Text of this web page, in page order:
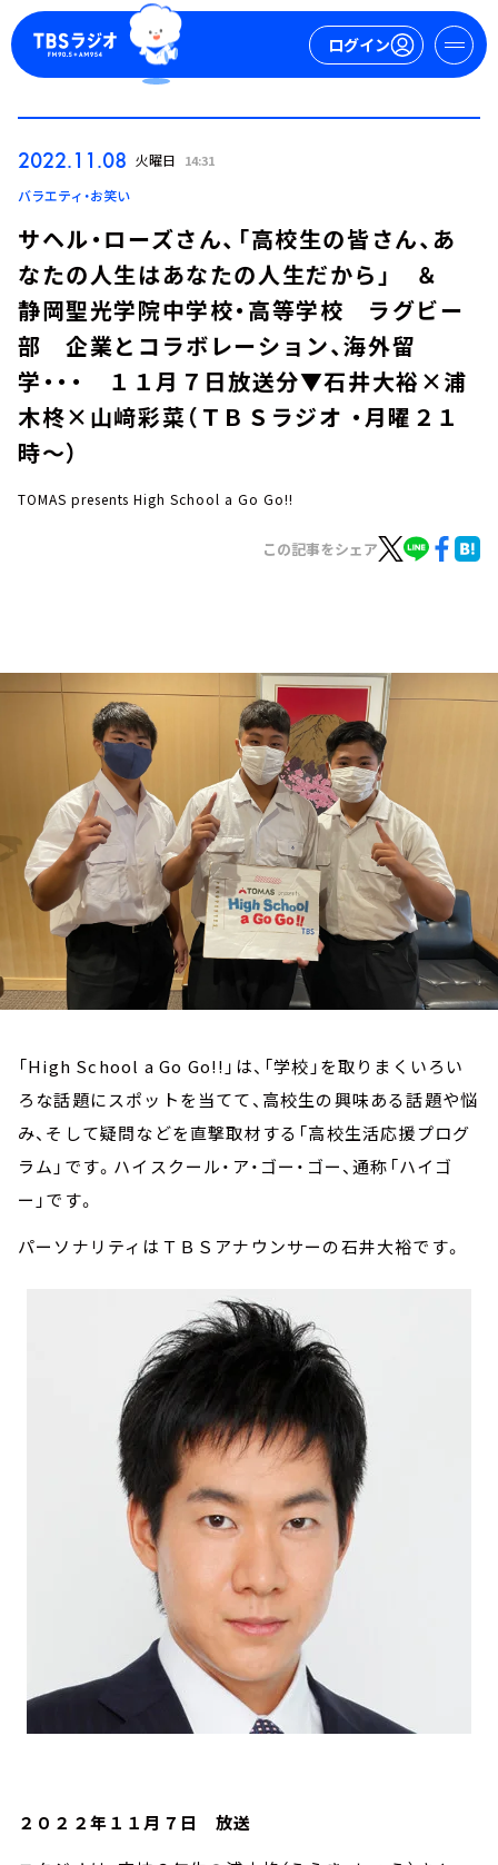
ログイン
ログイン
今日の番組表
週間番組表
トピックス
お知らせ
2022.11.08 火曜日 14:31
バラエティ・お笑い
サヘル・ローズさん、「高校生の皆さん、あ
なたの人生はあなたの人生だから」 ＆
静岡聖光学院中学校・高等学校 ラグビー
部 企業とコラボレーション、海外留
学・・・ １１月７日放送分▼石井大裕×浦
木柊×山﨑彩菜（ＴＢＳラジオ ・月曜２１
時～）
TOMAS presents High School a Go Go!!
この記事をシェア
「High School a Go Go!!」は、「学校」を取りまくいろい
ろな話題にスポットを当てて、高校生の興味ある話題や悩
み、そして疑問などを直撃取材する「高校生活応援プログ
ラム」です。ハイスクール・ア・ゴー・ゴー、通称「ハイゴ
ー」です。
パーソナリティはＴＢＳアナウンサーの石井大裕です。
２０２２年１１月７日 放送